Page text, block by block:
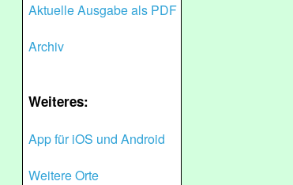
Aktuelle Ausgabe als PDF
Archiv
Weiteres:
App für iOS und Android
Weitere Orte